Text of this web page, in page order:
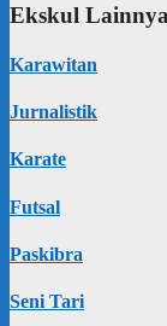
Ekskul Lainnya
Karawitan
Jurnalistik
Karate
Futsal
Paskibra
Seni Tari